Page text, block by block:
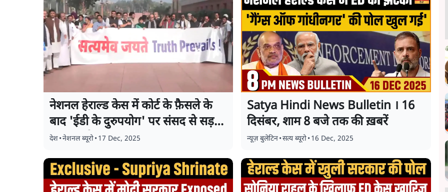
नेशनल हेराल्ड केस में कोर्ट के फ़ैसले के
बाद 'ईडी के दुरुपयोग' पर संसद से सड़क
तक प्रदर्शन
देश•नेशनल ब्यूरो• 17 Dec, 2025
Satya Hindi News Bulletin । 16
दिसंबर, शाम 8 बजे तक की ख़बरें
न्यूज़ बुलेटिन•सत्य ब्यूरो• 16 Dec, 2025